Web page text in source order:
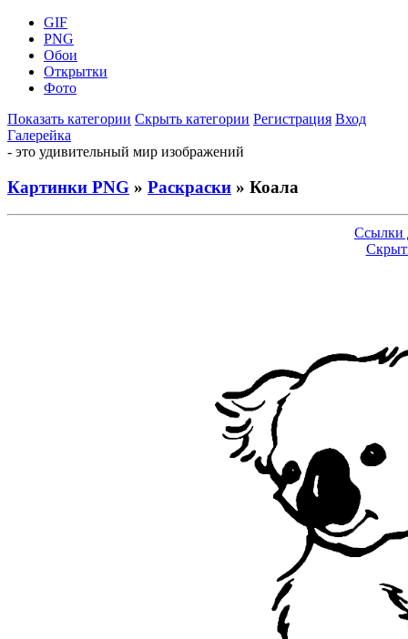
GIF
PNG
Обои
Открытки
Фото
Показать категории Скрыть категории Регистрация Вход
Галерейка
- это удивительный мир изображений
Картинки PNG » Раскраски » Коала
Ссылки